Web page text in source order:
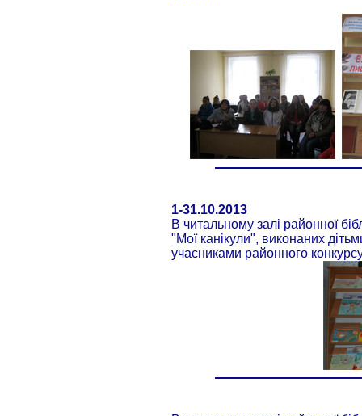
1-31.10.2013
В читальному залі районної
"Мої канікули", виконаних
учасниками районного